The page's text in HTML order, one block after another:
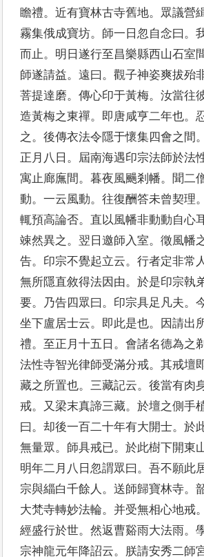
瞻禮。近有寶林古寺舊地。 眾議營
霧集俄成寶坊。 師一日忽自念曰 。
而止。 明日遂行至昌樂縣西山石室
師遂請益。遠曰 。觀子神姿爽拔殆
菩提達磨。傳心印于黃梅。汝當往
造黃梅之東禪。 即唐咸亨二年也。
之。後傳衣法令隱于懷集四會之間
正月八日 。 屆南海遇印宗法師於法
寓止廊廡間。暮夜風颺剎幡。 聞二
動。一云風動。往復酬答未曾契理
輒預高論否。 直以風幡非動動自心
竦然異之。 翌日邀師入室。徵風幡
告。 印宗不覺起立云。行者定非常
無所隱直敘得法因由。於是印宗執
要。 乃告四眾曰 。 印宗具足凡夫。
坐下盧居士云。 即此是也。
因請出
禮。 至正月十五 日 。會諸名德為之
法性寺智光律師受滿分戒。其戒壇
藏之所置也。三藏記云。後當有肉
戒。 又梁末真諦三藏。於壇之側手
曰 。却後一百二十年有大開士。於
無量眾。 師具戒已。於此樹下開東
明年二月八日忽謂眾曰 。吾不願此
宗與緇白千餘人 。送師歸寶林寺。
大梵寺轉妙法輪。 并受無相心地戒
經盛行於世。然返曹谿雨大法雨。
宗神龍元年降詔云。 朕請安秀二師